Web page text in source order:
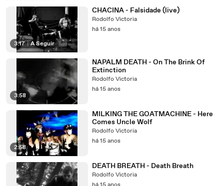
3:17 | A Seguir
CHACINA - Falsidade (live)
Rodolfo Victoria
há 15 anos
3:58
NAPALM DEATH - On The Brink Of
Extinction
Rodolfo Victoria
há 15 anos
2:58
MILKING THE GOATMACHINE - Here
Comes Uncle Wolf
Rodolfo Victoria
há 15 anos
DEATH BREATH - Death Breath
Rodolfo Victoria